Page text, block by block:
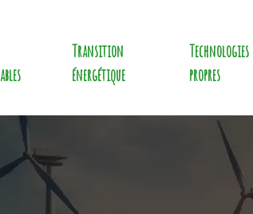
Transition
énergétique
Technologies
propres